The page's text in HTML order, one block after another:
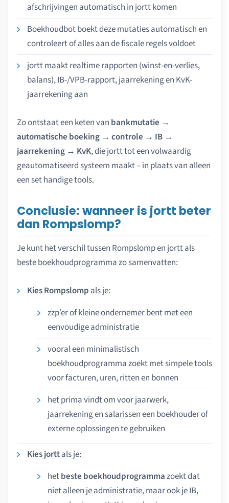
afschrijvingen automatisch in jortt komen
Boekhoudbot boekt deze mutaties automatisch en
controleert of alles aan de fiscale regels voldoet
jortt maakt realtime rapporten (winst-en-verlies,
balans), IB-/VPB-rapport, jaarrekening en KvK-
jaarrekening aan
Zo ontstaat een keten van bankmutatie →
automatische boeking → controle → IB →
jaarrekening → KvK, die jortt tot een volwaardig
geautomatiseerd systeem maakt – in plaats van alleen
een set handige tools.
Conclusie: wanneer is jortt beter
dan Rompslomp?
Je kunt het verschil tussen Rompslomp en jortt als
beste boekhoudprogramma zo samenvatten:
Kies Rompslomp als je:
zzp’er of kleine ondernemer bent met een
eenvoudige administratie
vooral een minimalistisch
boekhoudprogramma zoekt met simpele tools
voor facturen, uren, ritten en bonnen
het prima vindt om voor jaarwerk,
jaarrekening en salarissen een boekhouder of
externe oplossingen te gebruiken
Kies jorttals je:
hetbeste boekhoudprogrammazoekt dat
niet alleen je administratie, maar ook je IB,